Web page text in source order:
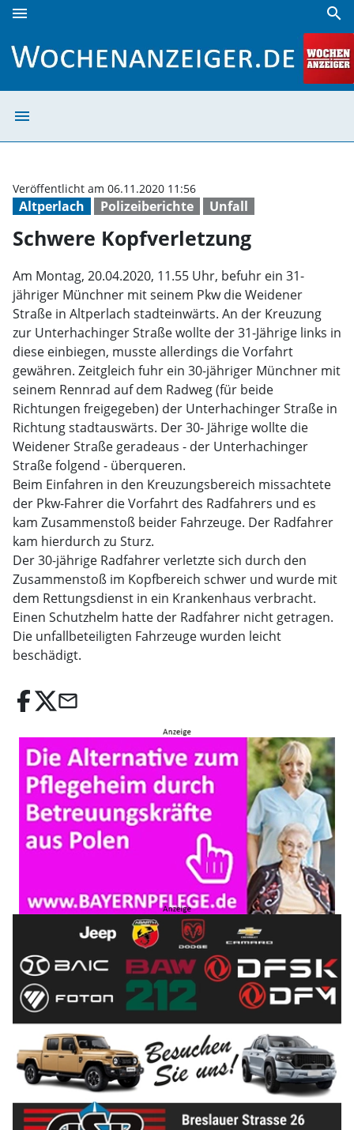
menu search
menu
Altperlach Polizeiberichte Unfall
Veröffentlicht am 06.11.2020 11:56
Schwere Kopfverletzung
Am Montag, 20.04.2020, 11.55 Uhr, befuhr ein 31-
jähriger Münchner mit seinem Pkw die Weidener
Straße in Altperlach stadteinwärts. An der Kreuzung
zur Unterhachinger Straße wollte der 31-Jährige links in
diese einbiegen, musste allerdings die Vorfahrt
gewähren. Zeitgleich fuhr ein 30-jähriger Münchner mit
seinem Rennrad auf dem Radweg (für beide
Richtungen freigegeben) der Unterhachinger Straße in
Richtung stadtauswärts. Der 30- Jährige wollte die
Weidener Straße geradeaus - der Unterhachinger
Straße folgend - überqueren.
Beim Einfahren in den Kreuzungsbereich missachtete
der Pkw-Fahrer die Vorfahrt des Radfahrers und es
kam Zusammenstoß beider Fahrzeuge. Der Radfahrer
kam hierdurch zu Sturz.
Der 30-jährige Radfahrer verletzte sich durch den
Zusammenstoß im Kopfbereich schwer und wurde mit
dem Rettungsdienst in ein Krankenhaus verbracht.
Einen Schutzhelm hatte der Radfahrer nicht getragen.
Die unfallbeteiligten Fahrzeuge wurden leicht
beschädigt.
email